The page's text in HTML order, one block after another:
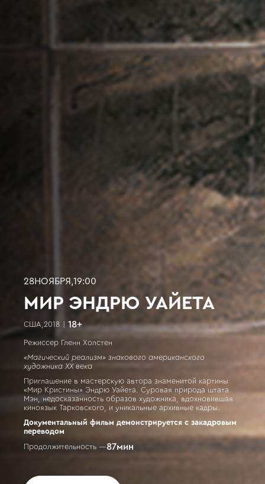
28НОЯБРЯ,19:00
МИР ЭНДРЮ УАЙЕТА
США 2018 18+
Режиссер Гленн Холстен
«Магический реализм» знакового американского
художника XX века
Приглашение в мастерскую автора знаменитой картины
«Мир Кристины» Эндрю Уайета. Суровая природа штата
Мэн, недосказанность образов художника, вдохновившая
киноязык Тарковского, и уникальные архивные кадры.
Документальный фильм демонстрируется с закадровым
переводом
Продолжительность —87мин